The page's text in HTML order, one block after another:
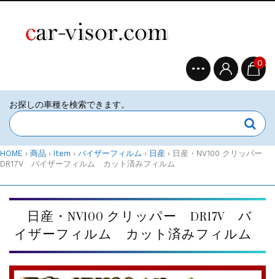
0
HOME › 商品 › Item › バイザーフィルム › 日産 › 日産・NV100 クリッパー
DR17V バイザーフィルム カット済みフィルム
日産・NV100 クリッパー DR17V バ
イザーフィルム カット済みフィルム